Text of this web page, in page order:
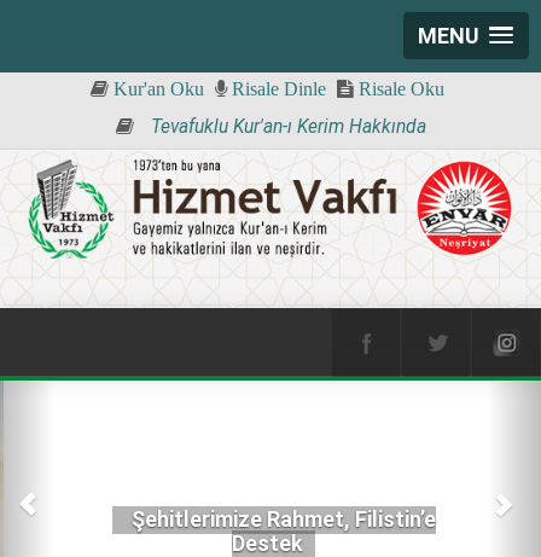
MENU
Kur'an Oku Risale Dinle Risale Oku
Tevafuklu Kur'an-ı Kerim Hakkında
Şehitlerimize Rahmet, Filistin’e
Destek